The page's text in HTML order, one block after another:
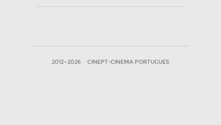
2012—2026 CINEPT-CINEMA PORTUGUES